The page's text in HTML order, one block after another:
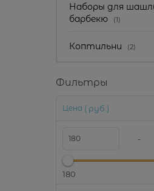
Наборы для
барбекю
(1)
Коптильни (2)
Фильтры
Цена ( руб.)
-
180